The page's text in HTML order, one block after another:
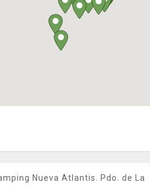
Nueva Atlantis. Pdo. de La